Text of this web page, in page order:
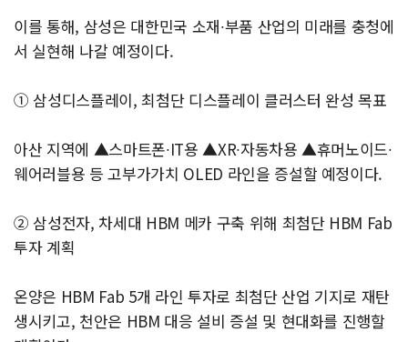
이를 통해, 삼성은 대한민국 소재∙부품 산업의 미래를 충청에
서 실현해 나갈 예정이다.
① 삼성디스플레이, 최첨단 디스플레이 클러스터 완성 목표
아산 지역에 ▲스마트폰∙IT용 ▲XR∙자동차용 ▲휴머노이드∙
웨어러블용 등 고부가가치 OLED 라인을 증설할 예정이다.
② 삼성전자, 차세대 HBM 메카 구축 위해 최첨단 HBM Fab
투자 계획
온양은 HBM Fab 5개 라인 투자로 최첨단 산업 기지로 재탄
생시키고, 천안은 HBM 대응 설비 증설 및 현대화를 진행할